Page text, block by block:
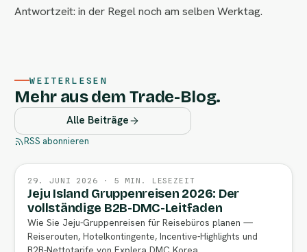
Antwortzeit: in der Regel noch am selben Werktag.
WEITERLESEN
Mehr aus dem Trade-Blog.
Alle Beiträge
RSS abonnieren
29. JUNI 2026 · 5 MIN. LESEZEIT
Jeju Island Gruppenreisen 2026: Der
vollständige B2B-DMC-Leitfaden
Wie Sie Jeju-Gruppenreisen für Reisebüros planen —
Reiserouten, Hotelkontingente, Incentive-Highlights und